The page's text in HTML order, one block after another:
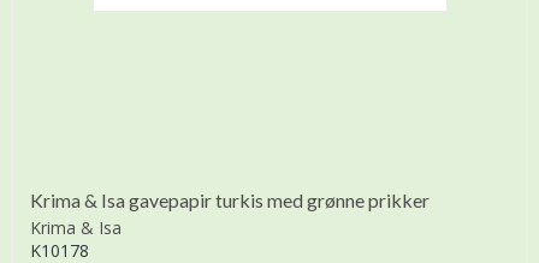
Krima & Isa gavepapir turkis med grønne prikker
Krima & Isa
K10178